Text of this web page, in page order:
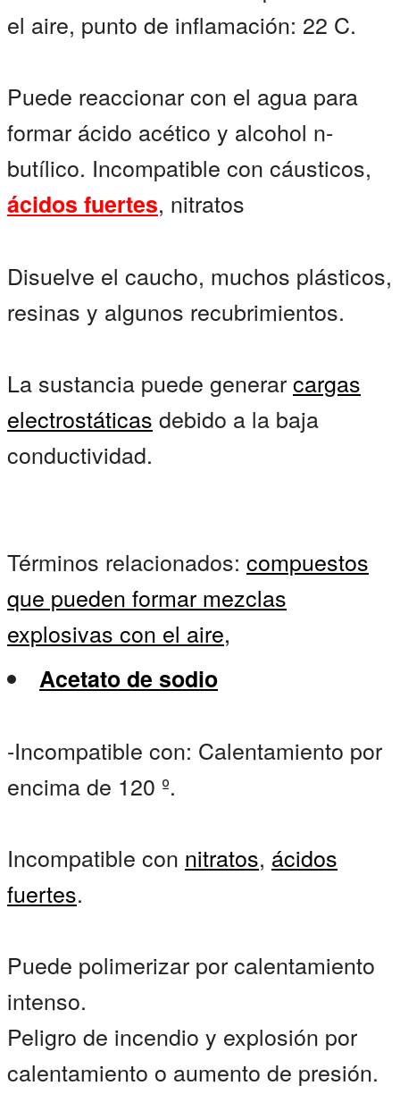
el aire, punto de inflamación: 22 C.
Puede reaccionar con el agua para
formar ácido acético y alcohol n-
butílico. Incompatible con cáusticos,
ácidos fuertes, nitratos
Disuelve el caucho, muchos plásticos,
resinas y algunos recubrimientos.
La sustancia puede generarcargas
electrostáticas debido a la baja
conductividad.
Términos relacionados: compuestos
que pueden formar mezclas
explosivas con el aire,
Acetato de sodio
-Incompatible con: Calentamiento por
encima de 120 º.
Incompatible con nitratos, ácidos
fuertes.
Puede polimerizar por calentamiento
intenso.
Peligro de incendio y explosión por
calentamiento o aumento de presión.